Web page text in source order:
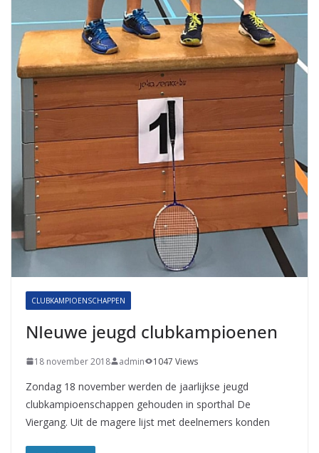
CLUBKAMPIOENSCHAPPEN
NIeuwe jeugd clubkampioenen
18 november 2018 admin 1047 Views
Zondag 18 november werden de jaarlijkse jeugd
clubkampioenschappen gehouden in sporthal De
Viergang. Uit de magere lijst met deelnemers konden